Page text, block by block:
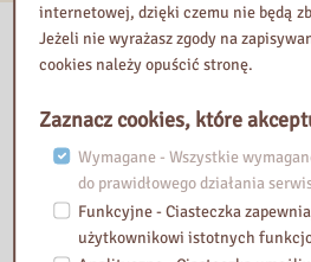
Nasza biblioteka
internetowej, dzięki czemu nie będą
Jeżeli nie wyrażasz zgody na
cookies należy opuścić stronę.
Zaznacz cookies, które
Wymagane - Wszystkie
do prawidłowego działania
Funkcyjne - Ciasteczka
użytkownikowi istotnych